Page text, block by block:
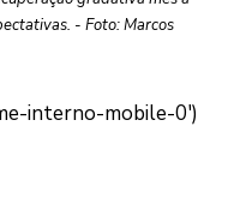
- Foto: Marcos